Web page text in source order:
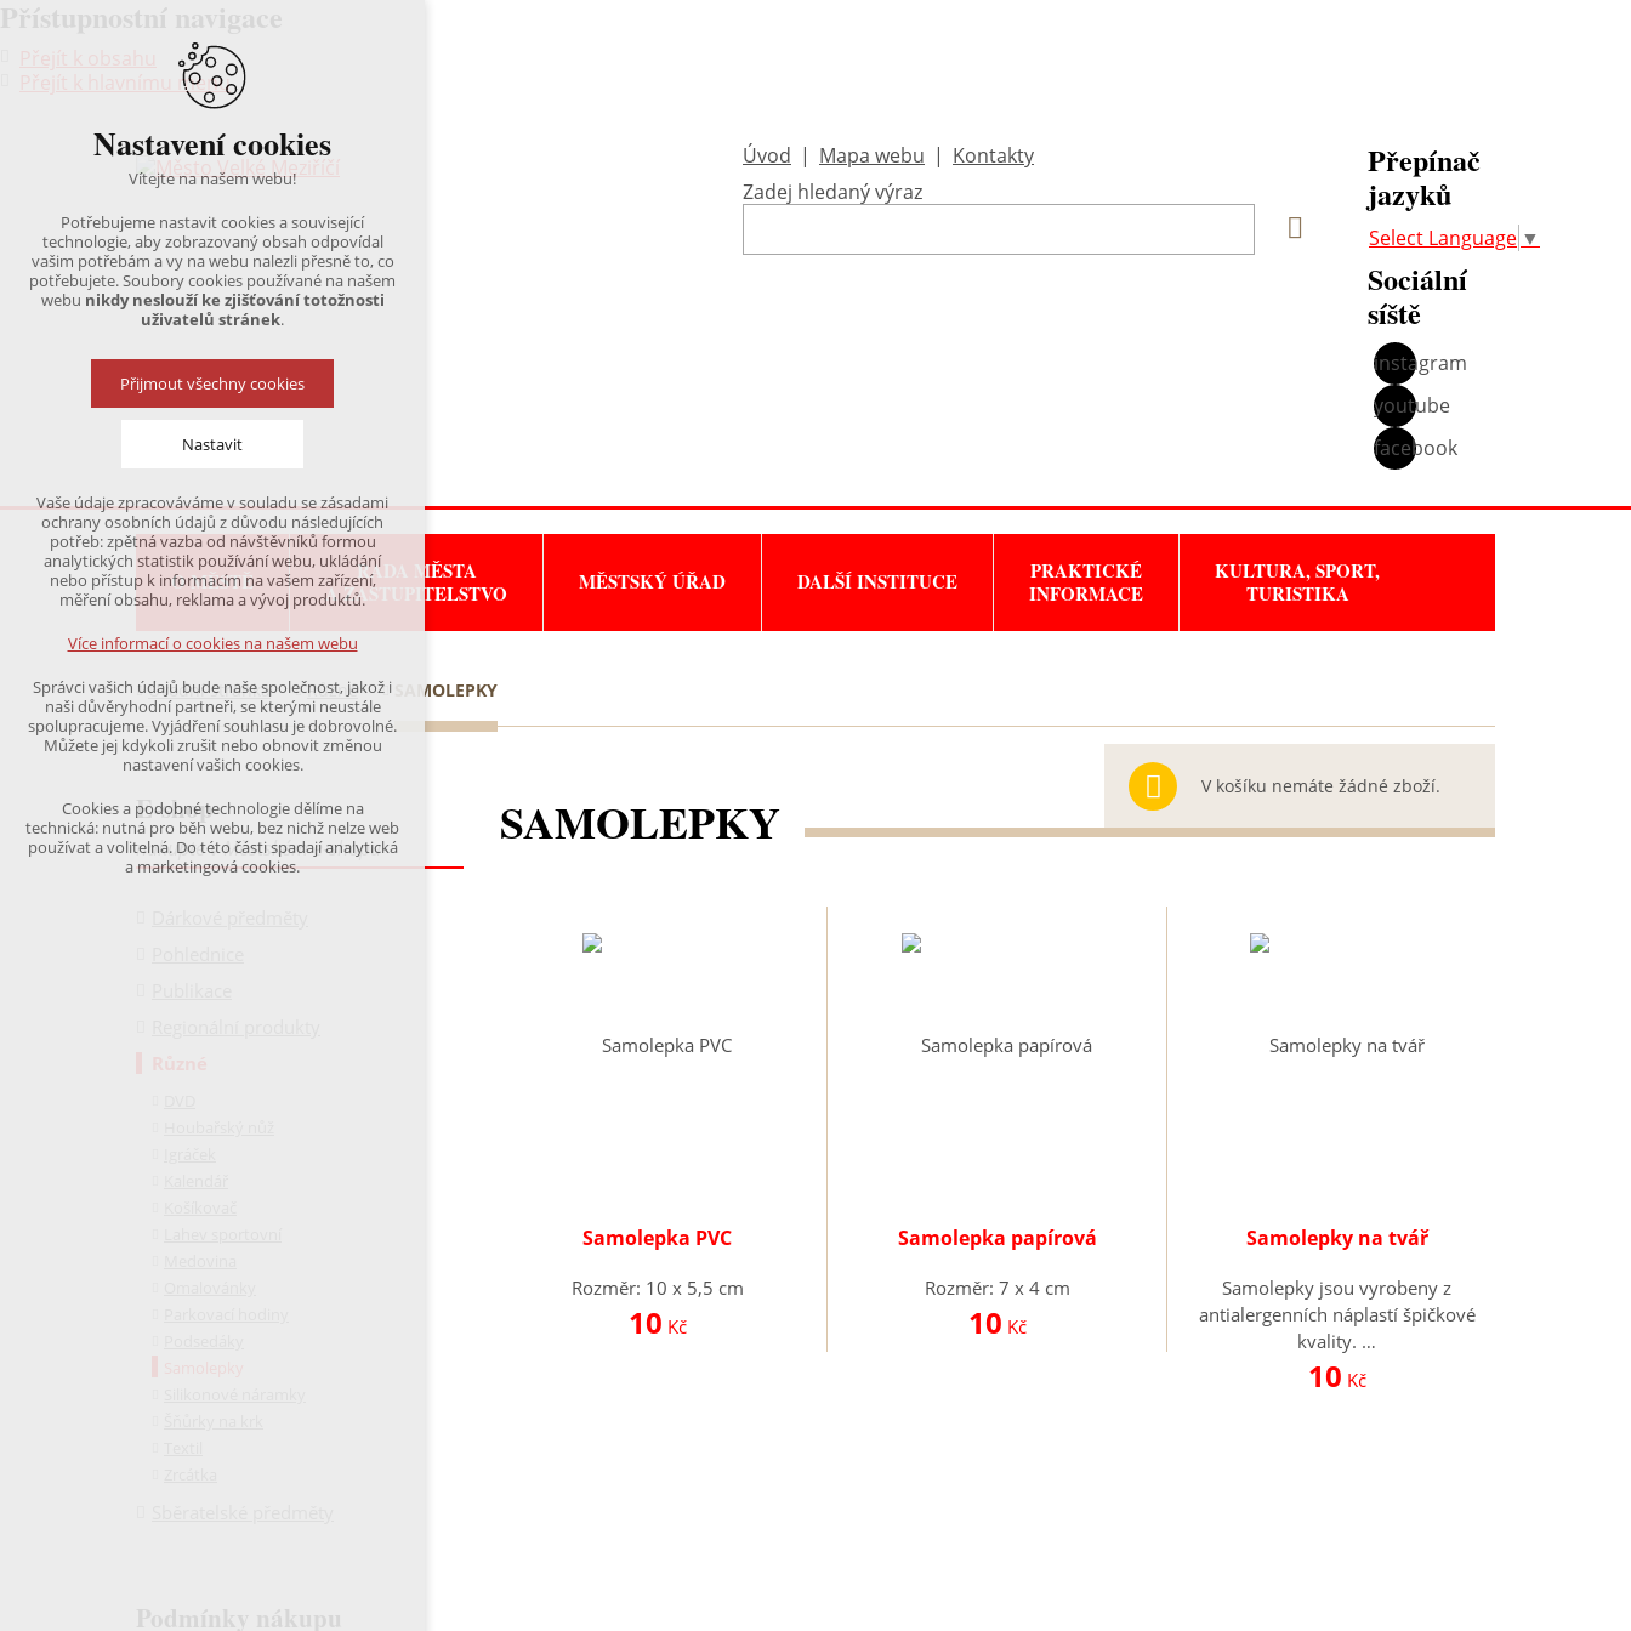
Přejít k hlavnímu menu
Úvod | Mapa webu | Kontakty
Zadej hledaný výraz
Vyhledat
Přepínač
jazyků
Select Language ▼
Sociální
síště
instagram
youtube
facebook
O MĚSTĚ
RADA MĚSTA
A ZASTUPITELSTVO
MĚSTSKÝ ÚŘAD DALŠÍ INSTITUCE
PRAKTICKÉ
INFORMACE
KULTURA, SPORT,
TURISTIKA
Úvodní stránka Různé SAMOLEPKY
SAMOLEPKY
V košíku nemáte žádné zboží.
Samolepka PVC
Rozměr: 10 x 5,5 cm
10 Kč
Samolepka papírová
Rozměr: 7 x 4 cm
10 Kč
Samolepky na tvář
Samolepky jsou vyrobeny z
antialergenních náplastí špičkové
kvality. …
10 Kč
E-shop
nakupte v Městském e-shopu
Nastavení cookies
Vítejte na našem webu!
Potřebujeme nastavit cookies a související
technologie, aby zobrazovaný obsah odpovídal
vašim potřebám a vy na webu nalezli přesně to, co
potřebujete. Soubory cookies používané na našem
webu nikdy neslouží ke zjišťování totožnosti
uživatelů stránek.
Přijmout všechny cookies
Nastavit
Technická cookies
nutná pro provozování webu
udržení kontextu stránek (session): případná
přihlášení, volby jazyka, apod.
analytická pro anonymizované vyhodnocení
návštěvnosti
marketingová cookies (Google)
Více informací o cookies na našem webu
Přijmout všechny cookies
Odmítnout vše
Vaše údaje zpracováváme v souladu se zásadami
ochrany osobních údajů z důvodu následujících
potřeb: zpětná vazba od návštěvníků formou
analytických statistik používání webu, ukládání
nebo přístup k informacím na vašem zařízení,
měření obsahu, reklama a vývoj produktů.
Více informací o cookies na našem webu
Správci vašich údajů bude naše společnost, jakož i
naši důvěryhodní partneři, se kterými neustále
spolupracujeme. Vyjádření souhlasu je dobrovolné.
Můžete jej kdykoli zrušit nebo obnovit změnou
nastavení vašich cookies.
Cookies a podobné technologie dělíme na
technická: nutná pro běh webu, bez nichž nelze web
používat a volitelná. Do této části spadají analytická
a marketingová cookies.